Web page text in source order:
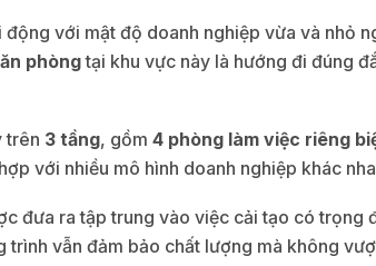
với mật độ doanh nghiệp vừa và nhỏ
phòngtại khu vực này là hướng đi đúng
trên 3 tầng, gồm 4 phòng làm việc riêng
với nhiều mô hình doanh nghiệp khác
đưa ra tập trung vào việc cải tạo có trọng
vẫn đảm bảo chất lượng mà không